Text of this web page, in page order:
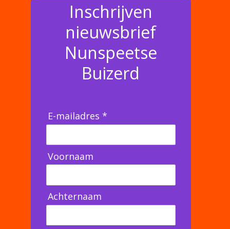
Inschrijven
nieuwsbrief
Nunspeetse
Buizerd
E-mailadres *
Voornaam
Achternaam